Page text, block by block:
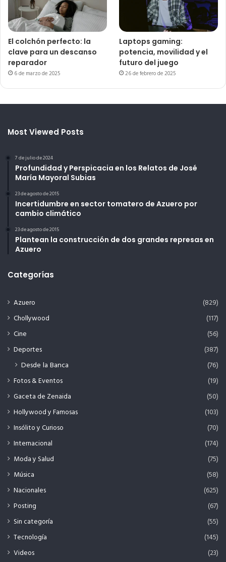
El colchón perfecto: la
clave para un descanso
reparador
6 de marzo de 2025
Laptops gaming:
potencia, movilidad y el
futuro del juego
26 de febrero de 2025
Most Viewed Posts
7 de julio de 2024
Profundidad y Perspicacia en los Relatos de José
María Mayoral Subias
23 de agosto de 2015
Incertidumbre en sector tomatero de Azuero por
cambio climático
23 de agosto de 2015
Plantean la construcción de dos grandes represas en
Azuero
Categorías
Azuero
(829)
Chollywood
(117)
Cine
(56)
Deportes
(387)
Desde la Banca (76)
Fotos & Eventos
(19)
Gaceta de Zenaida
(50)
Hollywood y Famosas
(103)
Insólito y Curioso
(70)
Internacional
(174)
Moda y Salud
(75)
Música
(58)
Nacionales
(625)
Posting
(67)
Sin categoría
(55)
Tecnología
(145)
Videos
(23)